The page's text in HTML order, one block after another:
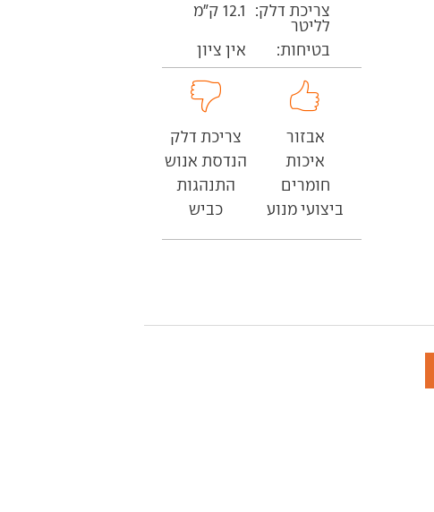
צריכת דלק:
12.1 ק"מ
לליטר
בטיחות:
אין ציון
אבזור
איכות
חומרים
ביצועי מנוע
צריכת דלק
הנדסת אנוש
התנהגות
כביש